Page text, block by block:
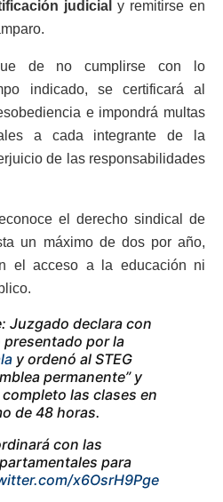
judicial y remitirse en
de no cumplirse con lo
indicado, se certificará al
e impondrá multas
a cada integrante de la
de las responsabilidades
el derecho sindical de
un máximo de dos por año,
el acceso a la educación ni
Juzgado declara con
presentado por la
y ordenó al STEG
permanente” y
las clases en
de 48 horas.
con las
para
x6OsrH9Pge